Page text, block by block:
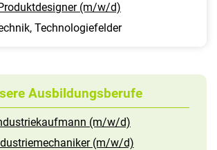
(m/w/d)
Technologiefelder
Ausbildungsberufe
(m/w/d)
(m/w/d)